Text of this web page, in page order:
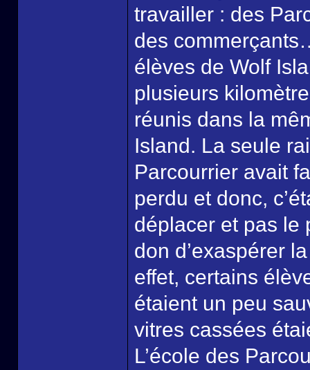
travailler : des
des
élèves de Wolf
plusieurs
réunis dans la
Island. La seule
Parcourrier avait
perdu et donc,
déplacer et pas le
don d’exaspérer
effet, certains
étaient un peu
vitres cassées
L’école des